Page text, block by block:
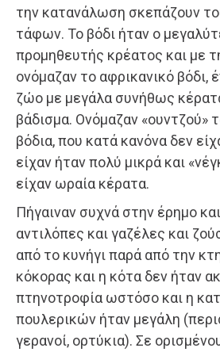
την κατανάλωση σκεπάζουν
τάφων. Το βόδι ήταν ο
προμηθευτής κρέατος και με
ονόμαζαν το αφρικανικό βόδι,
ζώο με μεγάλα συνήθως
βάδισμα. Ονόμαζαν «ουντζού»
βόδια, που κατά κανόνα δεν
είχαν ήταν πολύ μικρά και
είχαν ωραία κέρατα.
Πήγαιναν συχνά στην έρημο
αντιλόπες και γαζέλες και
από το κυνήγι παρά από την
κόκορας και η κότα δεν ήταν
πτηνοτροφία ωστόσο και η
πουλερικών ήταν μεγάλη
γερανοί, ορτύκια). Σε